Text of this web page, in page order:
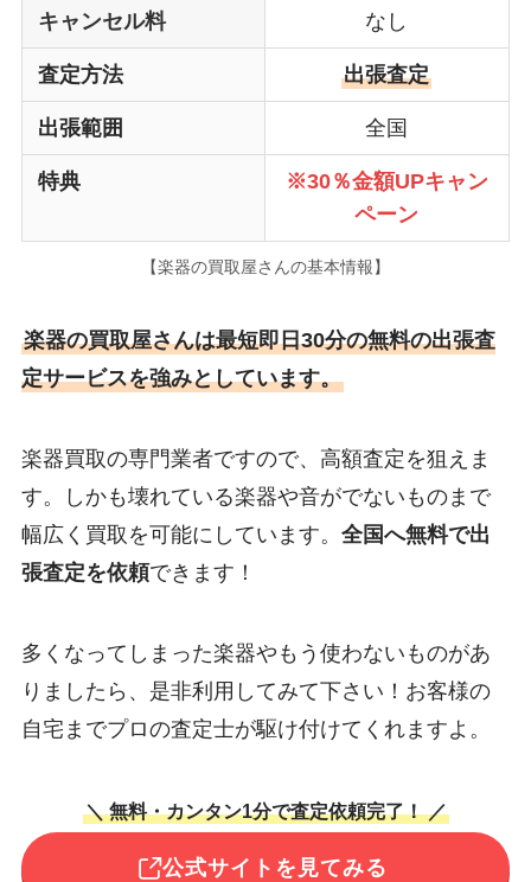
キャンセル料 なし
査定方法 出張査定
出張範囲 全国
特典
※30％金額UPキャン
ペーン
【楽器の買取屋さんの基本情報】
楽器の買取屋さんは最短即日30分の無料の出張査
定サービスを強みとしています。
楽器買取の専門業者ですので、高額査定を狙えま
す。しかも壊れている楽器や音がでないものまで
幅広く買取を可能にしています。 全国へ無料で出
張査定を依頼できます！
多くなってしまった楽器やもう使わないものがあ
りましたら、是非利用してみて下さい！お客様の
自宅までプロの査定士が駆け付けてくれますよ。
＼ 無料・カンタン1分で査定依頼完了！ ／
公式サイトを見てみる